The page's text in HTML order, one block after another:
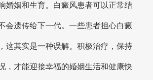
婚姻和生育。白癜风患者可以正常结
会遗传给下一代。一些患者担心白癜
这其实是一种误解。积极治疗，保持
，才能迎接幸福的婚姻生活和健康快